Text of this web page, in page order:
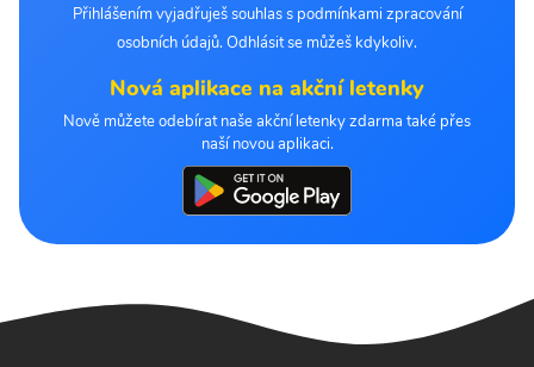
Přihlášením vyjadřuješ souhlas s podmínkami zpracování
osobních údajů. Odhlásit se můžeš kdykoliv.
Nová aplikace na akční letenky
Nově můžete odebírat naše akční letenky zdarma také přes
naší novou aplikaci.